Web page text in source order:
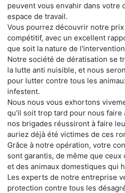
peuvent vous envahir dans votre
espace de travail.
Vous pourrez découvrir notre
compétitif, avec un excellent
que soit la nature de
Notre société de dératisation se
la lutte anti nuisible, et nous
pour lutter contre tous les
infestent.
Nous nous vous exhortons
qu'il soit trop tard pour nous faire
nos brigades réussiront à faire
auriez déjà été victimes de ces
Grâce à notre opération, votre
sont garantis, de même que
et des animaux domestiques qui
Les experts de notre entreprise
protection contre tous les